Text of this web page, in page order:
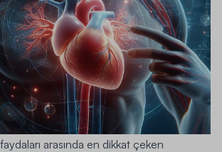
arasında en dikkat çeken